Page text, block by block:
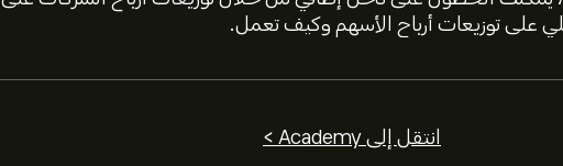
على توزيعات أرباح الأسهم وكيف تعمل.
انتقل إلى Academy >